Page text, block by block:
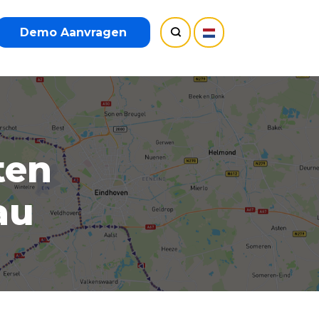
Demo Aanvragen